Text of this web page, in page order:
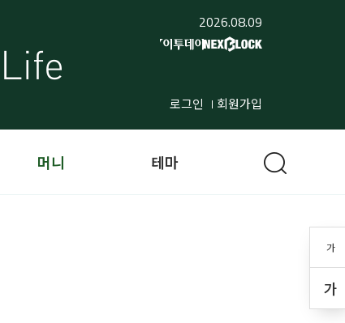
2026.08.09
로그인 회원가입
가
가
머니 테마